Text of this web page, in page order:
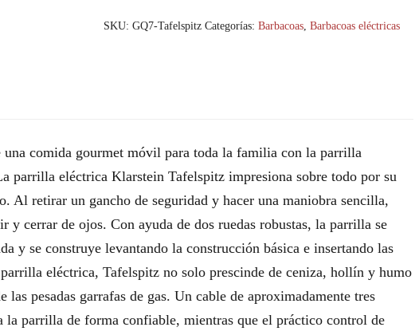
SKU: GQ7-Tafelspitz Categorías: Barbacoas, Barbacoas eléctricas
comida gourmet móvil para toda la familia con la parrilla
parrilla eléctrica Klarstein Tafelspitz impresiona sobre todo por su
Al retirar un gancho de seguridad y hacer una maniobra sencilla,
y cerrar de ojos. Con ayuda de dos ruedas robustas, la parrilla se
y se construye levantando la construcción básica e insertando las
eléctrica, Tafelspitz no solo prescinde de ceniza, hollín y humo
pesadas garrafas de gas. Un cable de aproximadamente tres
la parrilla de forma confiable, mientras que el práctico control de